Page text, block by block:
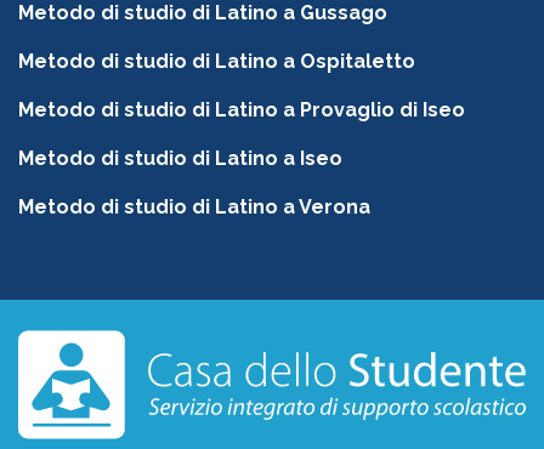
Metodo di studio di Latino a Gussago
Metodo di studio di Latino a Ospitaletto
Metodo di studio di Latino a Provaglio di Iseo
Metodo di studio di Latino a Iseo
Metodo di studio di Latino a Verona